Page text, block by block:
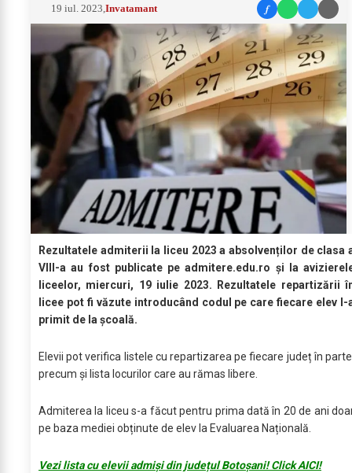
19 iul. 2023 ,Invatamant f
Rezultatele admiterii la liceu 2023 a absolvenților de clasa
VIII-a au fost publicate pe admitere.edu.ro și la
liceelor, miercuri, 19 iulie 2023. Rezultatele repartizării
licee pot fi văzute introducând codul pe care fiecare elev l-
primit de la școală.
Elevii pot verifica listele cu repartizarea pe fiecare județ în
precum și lista locurilor care au rămas libere.
Admiterea la liceu s-a făcut pentru prima dată în 20 de ani
pe baza mediei obținute de elev la Evaluarea Națională.
Vezi lista cu elevii admiși din județul Botoșani! Click AICI!